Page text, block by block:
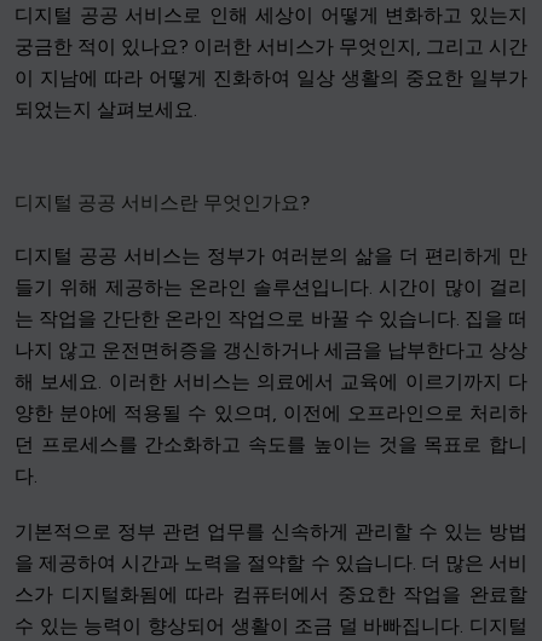
디지털 공공 서비스로 인해 세상이 어떻게 변화하고 있는지
궁금한 적이 있나요? 이러한 서비스가 무엇인지, 그리고 시간
이 지남에 따라 어떻게 진화하여 일상 생활의 중요한 일부가
되었는지 살펴보세요.
디지털 공공 서비스란 무엇인가요?
디지털 공공 서비스는 정부가 여러분의 삶을 더 편리하게 만
들기 위해 제공하는 온라인 솔루션입니다. 시간이 많이 걸리
는 작업을 간단한 온라인 작업으로 바꿀 수 있습니다. 집을 떠
나지 않고 운전면허증을 갱신하거나 세금을 납부한다고 상상
해 보세요. 이러한 서비스는 의료에서 교육에 이르기까지 다
양한 분야에 적용될 수 있으며, 이전에 오프라인으로 처리하
던 프로세스를 간소화하고 속도를 높이는 것을 목표로 합니
다.
기본적으로 정부 관련 업무를 신속하게 관리할 수 있는 방법
을 제공하여 시간과 노력을 절약할 수 있습니다. 더 많은 서비
스가 디지털화됨에 따라 컴퓨터에서 중요한 작업을 완료할
수 있는 능력이 향상되어 생활이 조금 덜 바빠집니다. 디지털